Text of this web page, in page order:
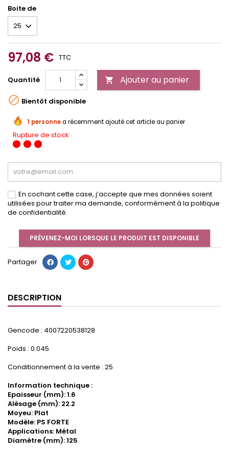
Boite de
97,08 € TTC
Quantité  Ajouter au panier
 Bientôt disponible
1 personnea récemment ajouté cet article au panier
Rupture de stock
En cochant cette case, j’accepte que mes données soient
utilisées pour traiter ma demande, conformément à la politique
de confidentialité.
PRÉVENEZ-MOI LORSQUE LE PRODUIT EST DISPONIBLE
Partager
DESCRIPTION
Gencode : 4007220538128
Poids : 0.045
Conditionnement à la vente : 25
Information technique :
Epaisseur (mm): 1.6
Alésage (mm): 22.2
Moyeu: Plat
Modèle: PS FORTE
Applications: Métal
Diamètre (mm): 125